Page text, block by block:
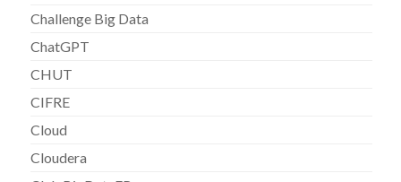
Challenge Big Data
ChatGPT
CHUT
CIFRE
Cloud
Cloudera